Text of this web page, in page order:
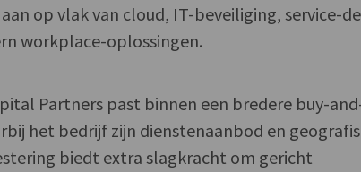
op vlak van cloud, IT-beveiliging, service-
workplace-oplossingen.
Partners past binnen een bredere buy-
het bedrijf zijn dienstenaanbod en
biedt extra slagkracht om gericht